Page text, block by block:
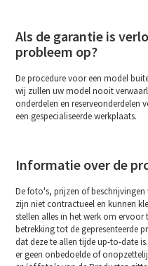
Als de garantie is
probleem op?
De procedure voor een model
wij zullen uw model nooit
onderdelen en reserveonderdelen
een gespecialiseerde werkplaats.
Informatie over de
De foto's, prijzen of
zijn niet contractueel en kunnen
stellen alles in het werk om
betrekking tot de gepresenteerde
dat deze te allen tijde up-to-date
er geen onbedoelde of